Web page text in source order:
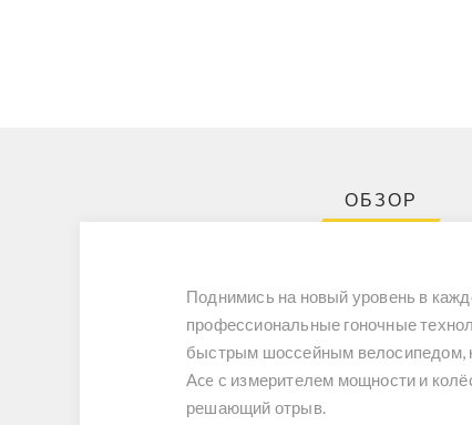
ОБЗОР
Поднимись на новый уровень в
профессиональные гоночные
быстрым шоссейным велосипедом,
Ace с измерителем мощности и
решающий отрыв.